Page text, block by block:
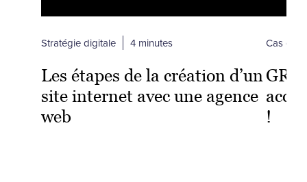
Stratégie digitale 4 minutes
Les étapes de la création d’un
site internet avec une agence
web
Cas
!